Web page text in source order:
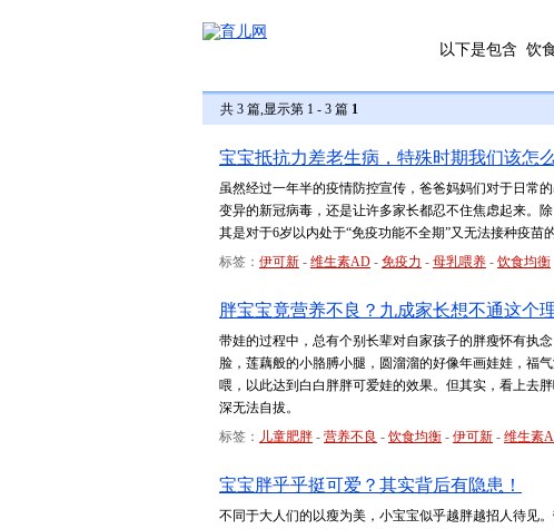
以下是包含 饮
共 3 篇,显示第 1 - 3 篇 1
宝宝抵抗力差老生病，特殊时期我们该怎
虽然经过一年半的疫情防控宣传，爸爸妈妈们对于日常
变异的新冠病毒，还是让许多家长都忍不住焦虑起来。
其是对于6岁以内处于“免疫功能不全期”又无法接种疫苗
标签： 伊可新 - 维生素AD - 免疫力 - 母乳喂养 - 饮食均衡
胖宝宝竟营养不良？九成家长想不通这个
带娃的过程中，总有个别长辈对自家孩子的胖瘦怀有执
脸，莲藕般的小胳膊小腿，圆溜溜的好像年画娃娃，福
喂，以此达到白白胖胖可爱娃的效果。但其实，看上去
深无法自拔。
标签： 儿童肥胖 - 营养不良 - 饮食均衡 - 伊可新 - 维生素
宝宝胖乎乎挺可爱？其实背后有隐患！
不同于大人们的以瘦为美，小宝宝似乎越胖越招人待见